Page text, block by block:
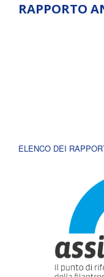
RAPPORTO
ELENCO DEI